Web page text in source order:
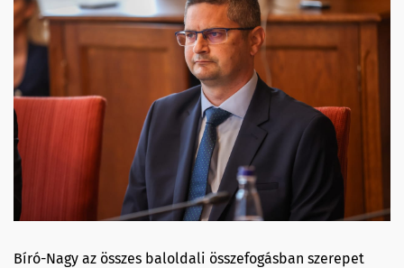
Bíró-Nagy az összes baloldali összefogásban szerepet